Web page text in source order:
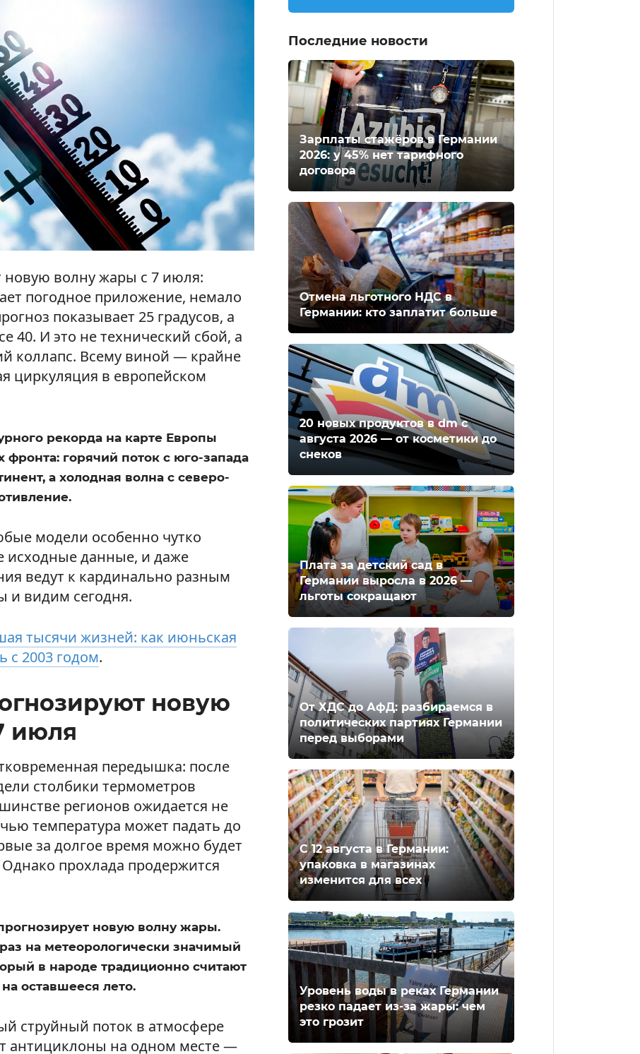
новую волну жары с 7 июля:
погодное приложение, немало
показывает 25 градусов, а
40. И это не технический сбой, а
коллапс. Всему виной — крайне
циркуляция в европейском
рекорда на карте Европы
горячий поток с юго-запада
а холодная волна с северо-
модели особенно чутко
исходные данные, и даже
ведут к кардинально разным
и видим сегодня.
тысячи жизней: как июньская
с 2003 годом.
новую
июля
передышка: после
столбики термометров
регионов ожидается не
температура может падать до
за долгое время можно будет
прохлада продержится
новую волну жары.
на метеорологически значимый
в народе традиционно считают
оставшееся лето.
струйный поток в атмосфере
антициклоны на одном месте —
Последние новости
Зарплаты стажёров в Германии
2026: у 45% нет тарифного
договора
Отмена льготного НДС в
Германии: кто заплатит больше
20 новых продуктов в dm с
августа 2026 — от косметики до
снеков
Плата за детский сад в
Германии выросла в 2026 —
льготы сокращают
От ХДС до АфД: разбираемся в
политических партиях Германии
перед выборами
С 12 августа в Германии:
упаковка в магазинах
изменится для всех
Уровень воды в реках Германии
резко падает из-за жары: чем
это грозит